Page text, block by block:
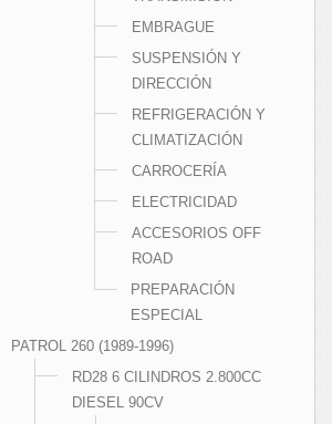
EMBRAGUE
SUSPENSIÓN Y
DIRECCIÓN
REFRIGERACIÓN Y
CLIMATIZACIÓN
CARROCERÍA
ELECTRICIDAD
ACCESORIOS OFF
ROAD
PREPARACIÓN
ESPECIAL
PATROL 260 (1989-1996)
RD28 6 CILINDROS 2.800CC
DIESEL 90CV